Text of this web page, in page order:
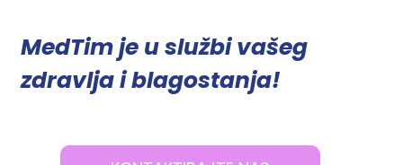
MedTim je u službi vašeg
zdravlja i blagostanja!